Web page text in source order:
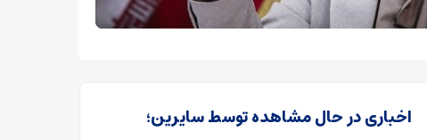
اخباری در حال مشاهده توسط سایرین؛